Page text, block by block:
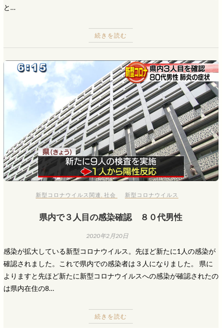
と…
続きを読む
新型コロナウイルス関連 ,社会 新型コロナウイルス
県内で３人目の感染確認 ８０代男性
2020年2月20日
感染が拡大している新型コロナウイルス。先ほど新たに1人の感染が
確認されました。これで県内での感染者は３人になりました。 県に
よりますと先ほど新たに新型コロナウイルスへの感染が確認されたの
は県内在住の8…
続きを読む